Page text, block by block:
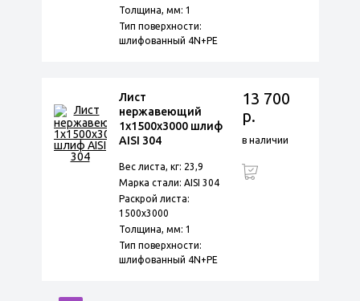
Толщина, мм: 1
Тип поверхности:
шлифованный 4N+PE
Лист
нержавеющий
1х1500х3000 шлиф
AISI 304
Вес листа, кг: 23,9
Марка стали: AISI 304
Раскрой листа:
1500х3000
Толщина, мм: 1
Тип поверхности:
шлифованный 4N+PE
13 700
р.
в наличии